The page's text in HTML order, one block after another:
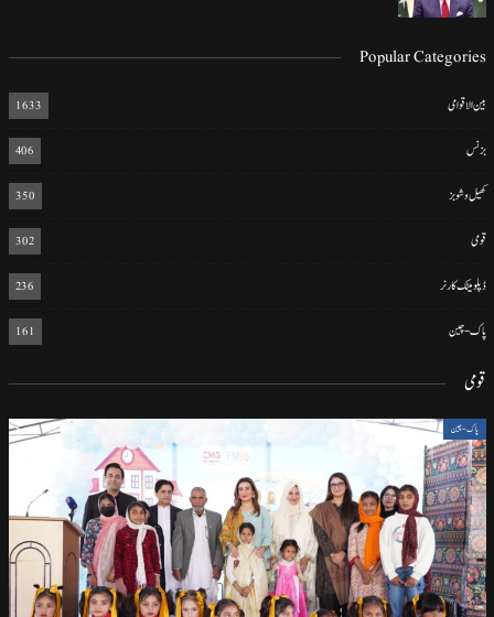
Popular Categories
بین الاقوامی 1633
بزنس 406
کھیل و شوبز 350
قومی 302
ڈپلومیٹک کارنر 236
پاک-چین 161
قومی
پاک-چین